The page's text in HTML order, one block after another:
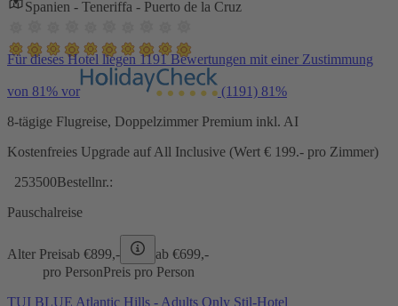
Spanien - Teneriffa - Puerto de la Cruz
Für dieses Hotel liegen 1191 Bewertungen mit einer Zustimmung
von 81% vor (1191) 81%
8-tägige Flugreise, Doppelzimmer Premium inkl. AI
Kostenfreies Upgrade auf All Inclusive (Wert € 199.- pro Zimmer)
253500Bestellnr.:
Pauschalreise
Alter Preisab €899,- ab €699,-
pro PersonPreis pro Person
TUI BLUE Atlantic Hills - Adults Only Stil-Hotel